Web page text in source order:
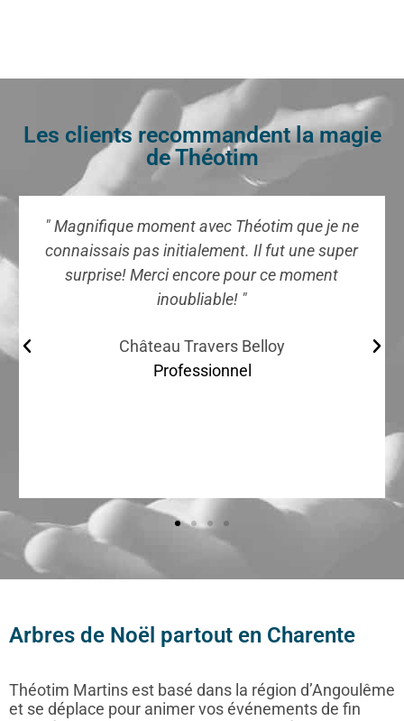
Les clients recommandent la magie
de Théotim
" Magnifique moment avec Théotim que je ne
connaissais pas initialement. Il fut une super
surprise! Merci encore pour ce moment
inoubliable! "
Château Travers Belloy
Professionnel
Arbres de Noël partout en Charente
Théotim Martins est basé dans la région d’Angoulême
et se déplace pour animer vos événements de fin